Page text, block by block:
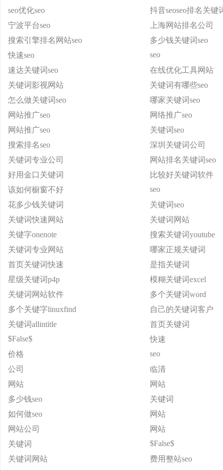
seo优化seo
抖音seoseo排名关键
宁波平台seo
上海网站排名公司
搜索引擎排名网站seo
多少钱关键词seo
快速seo
seo
速达关键词seo
在线优化工具网站
关键词影视网站
关键词有哪些seo
怎么做关键词seo
哪家关键词seo
网站推广seo
网络推广seo
网站推广seo
关键词seo
搜索排名seo
深圳关键词公司
关键词专业公司
网站排名关键词seo
好用金口关键词
比较好关键词软件
该如何橱窗不好
seo
花多少钱关键词
关键词seo
关键词快速网站
关键词网站
关键字onenote
搜索关键词youtube
关键词专业网站
哪家正规关键词
首页关键词快速
是指关键词
星级关键词p4p
模糊关键词excel
关键词网站软件
多个关键词word
多个关键字linuxfind
自己的关键词客户
关键词allintitle
首页关键词
$False$
快速
价格
seo
公司
临清
网站
网站
多少钱seo
关键词
如何做seo
网站
网站公司
网站
关键词
$False$
关键词网站
费用整站seo